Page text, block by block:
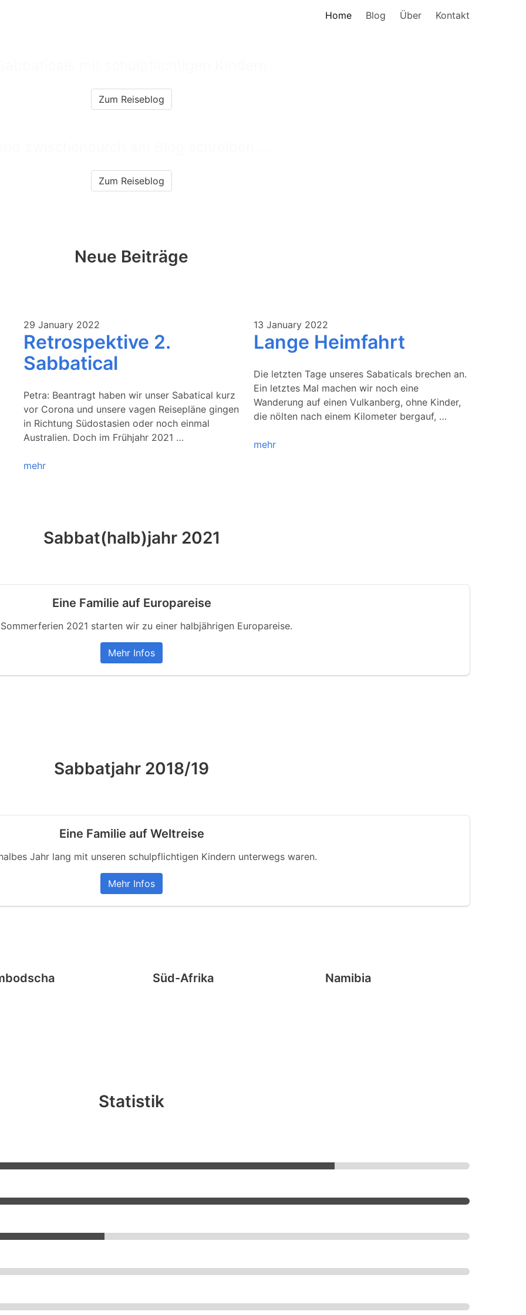
Home Blog Über Kontakt
Zum Reiseblog
Zum Reiseblog
Neue Beiträge
29 January 2022
Retrospektive 2.
Sabbatical
Petra: Beantragt haben wir unser Sabatical kurz
vor Corona und unsere vagen Reisepläne gingen
in Richtung Südostasien oder noch einmal
Australien. Doch im Frühjahr 2021 …
mehr
13 January 2022
Lange Heimfahrt
Die letzten Tage unseres Sabaticals brechen an.
Ein letztes Mal machen wir noch eine
Wanderung auf einen Vulkanberg, ohne Kinder,
die nölten nach einem Kilometer bergauf, …
mehr
Sabbat(halb)jahr 2021
Eine Familie auf Europareise
2021 starten wir zu einer halbjährigen Europareise.
Mehr Infos
Sabbatjahr 2018/19
Eine Familie auf Weltreise
Jahr lang mit unseren schulpflichtigen Kindern unterwegs waren.
Mehr Infos
Süd-Afrika Namibia
Statistik